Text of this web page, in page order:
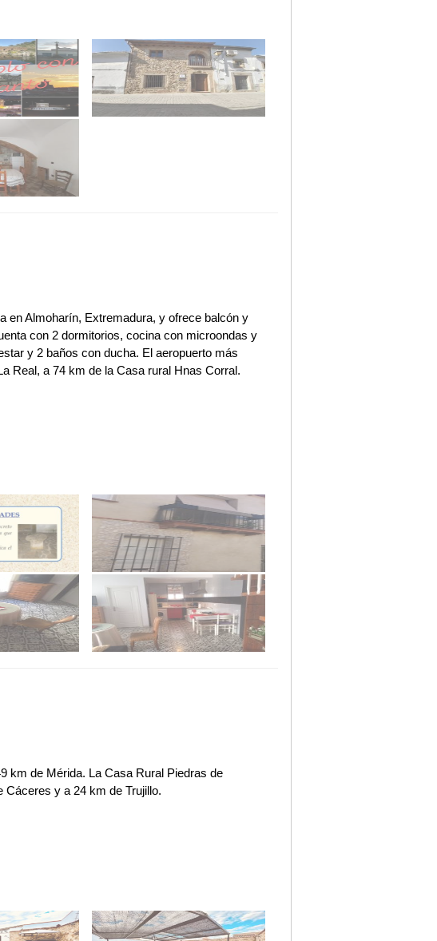
en Almoharín, Extremadura, y ofrece balcón y
con 2 dormitorios, cocina con microondas y
y 2 baños con ducha. El aeropuerto más
Real, a 74 km de la Casa rural Hnas Corral.
km de Mérida. La Casa Rural Piedras de
Cáceres y a 24 km de Trujillo.